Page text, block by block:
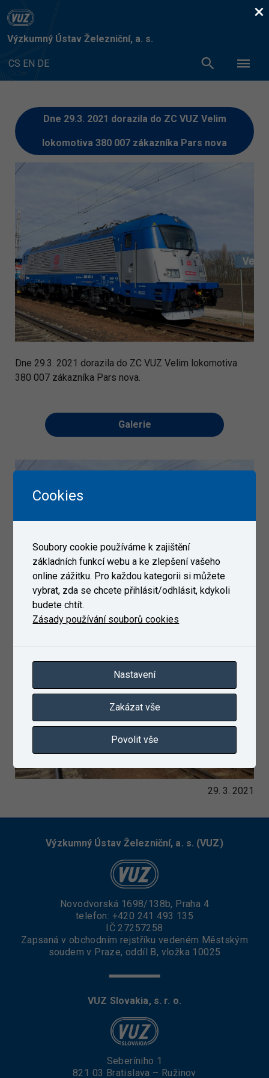
Výzkumný Ústav Železniční, a. s.
CS EN DE
Dne 29.3. 2021 dorazila do ZC VUZ Velim
lokomotiva 380 007 zákazníka Pars nova
Dne 29.3. 2021 dorazila do ZC VUZ Velim lokomotiva
380 007 zákazníka Pars nova.
Galerie
29. 3. 2021
Výzkumný Ústav Železniční, a. s. (VUZ)
Novodvorská 1698/138b, Praha 4
telefon: +420 241 493 135
IČ 27257258
Zapsaná v obchodním rejstříku vedeném Městským
soudem v Praze, oddíl B, vložka 10025
VUZ Slovakia, s. r. o.
Seberíniho 1
821 03 Bratislava – Ružinov
×
Cookies
Soubory cookie používáme k zajištění
základních funkcí webu a ke zlepšení vašeho
online zážitku. Pro každou kategorii si můžete
vybrat, zda se chcete přihlásit/odhlásit, kdykoli
budete chtít.
Zásady používání souborů cookies
Nastavení
Zakázat vše
Povolit vše